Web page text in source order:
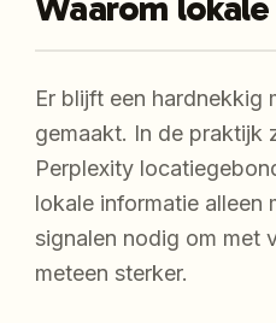
Er blijft een hardnekkig
gemaakt. In de praktijk
Perplexity
lokale informatie alleen
signalen nodig om met
meteen sterker.